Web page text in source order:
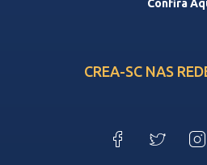
Confira
CREA-SC NAS